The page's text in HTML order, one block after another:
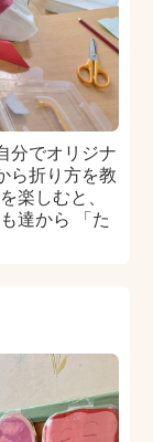
分でオリジナ
ら折り方を教
楽しむと、
も達から 「た